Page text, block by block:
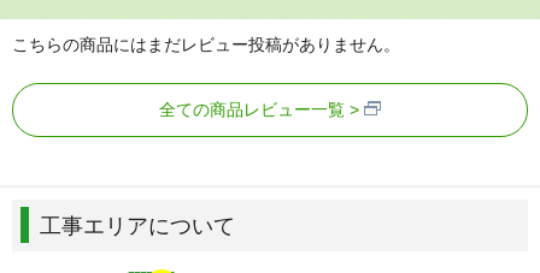
こちらの商品にはまだレビュー投稿がありません。
全ての商品レビュー一覧
工事エリアについて